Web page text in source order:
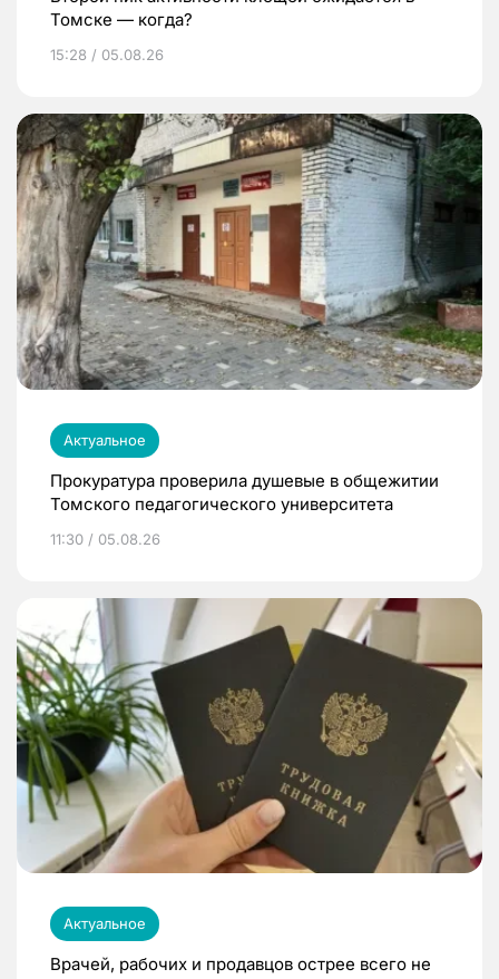
Томске — когда?
15:28 / 05.08.26
Актуальное
Прокуратура проверила душевые в общежитии
Томского педагогического университета
11:30 / 05.08.26
Актуальное
Врачей, рабочих и продавцов острее всего не